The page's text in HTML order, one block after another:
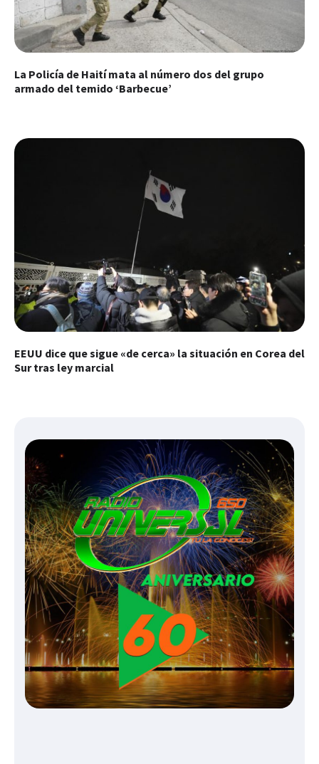
La Policía de Haití mata al número dos del grupo
armado del temido ‘Barbecue’
EEUU dice que sigue «de cerca» la situación en Corea del
Sur tras ley marcial